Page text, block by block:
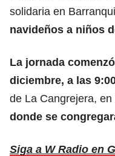
solidaria en
navideños a niños
La jornada
diciembre, a las
de La Cangrejera,
donde se
Siga a W Radio en